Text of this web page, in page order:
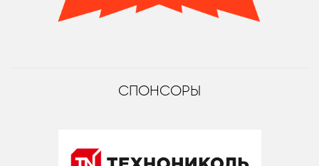
СПОНСОРЫ